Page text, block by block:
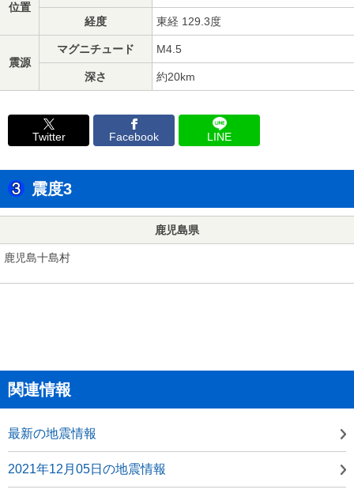
位置
経度 東経 129.3度
震源
マグニチュード M4.5
深さ 約20km
Twitter Facebook LINE
震度3
鹿児島県
鹿児島十島村
関連情報
最新の地震情報
2021年12月05日の地震情報